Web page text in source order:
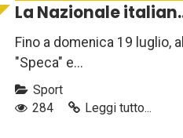
La Nazionale
Fino a domenica 19 luglio,
"Speca" e...
Sport
284
Leggi tutto...